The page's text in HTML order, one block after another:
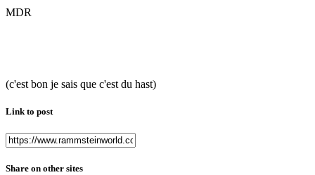
MDR
(c'est bon je sais que c'est du hast)
Link to post
Share on other sites